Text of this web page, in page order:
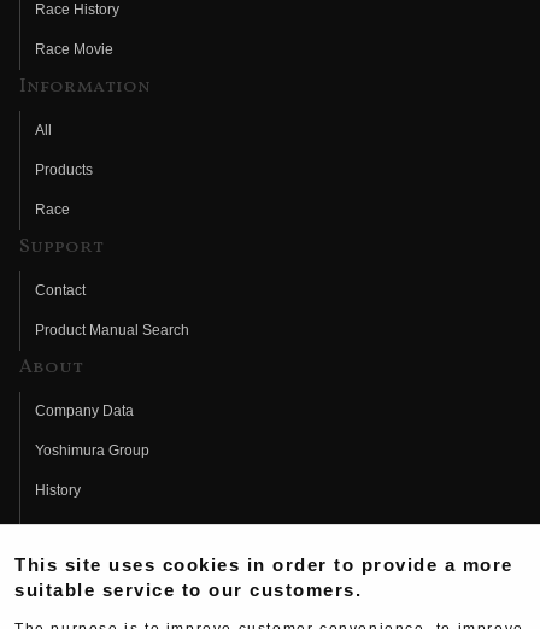
Race History
Race Movie
Information
All
Products
Race
Support
Contact
Product Manual Search
About
Company Data
Yoshimura Group
History
Fujio Yoshimura
Hideo Yoshimura
This site uses cookies in order to provide a more
suitable service to our customers.